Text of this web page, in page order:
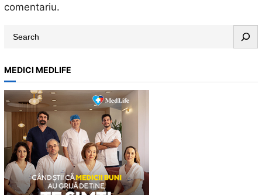
comentariu.
r
c
h
MEDICI MEDLIFE